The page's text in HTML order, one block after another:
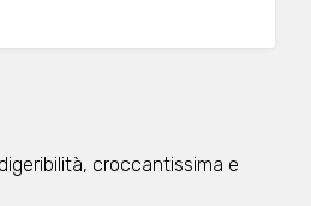
croccantissima e